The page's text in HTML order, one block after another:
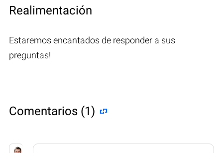
Realimentación
Estaremos encantados de responder a sus
preguntas!
Comentarios (1)